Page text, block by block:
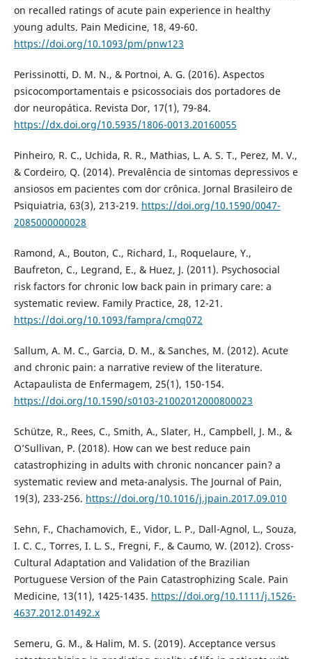
on recalled ratings of acute pain experience in healthy
young adults. Pain Medicine, 18, 49-60.
https://doi.org/10.1093/pm/pnw123
Perissinotti, D. M. N., & Portnoi, A. G. (2016). Aspectos
psicocomportamentais e psicossociais dos portadores de
dor neuropática. Revista Dor, 17(1), 79-84.
https://dx.doi.org/10.5935/1806-0013.20160055
Pinheiro, R. C., Uchida, R. R., Mathias, L. A. S. T., Perez, M. V.,
& Cordeiro, Q. (2014). Prevalência de sintomas depressivos e
ansiosos em pacientes com dor crônica. Jornal Brasileiro de
Psiquiatria, 63(3), 213-219. https://doi.org/10.1590/0047-
2085000000028
Ramond, A., Bouton, C., Richard, I., Roquelaure, Y.,
Baufreton, C., Legrand, E., & Huez, J. (2011). Psychosocial
risk factors for chronic low back pain in primary care: a
systematic review. Family Practice, 28, 12-21.
https://doi.org/10.1093/fampra/cmq072
Sallum, A. M. C., Garcia, D. M., & Sanches, M. (2012). Acute
and chronic pain: a narrative review of the literature.
Actapaulista de Enfermagem, 25(1), 150-154.
https://doi.org/10.1590/s0103-21002012000800023
Schütze, R., Rees, C., Smith, A., Slater, H., Campbell, J. M., &
O’Sullivan, P. (2018). How can we best reduce pain
catastrophizing in adults with chronic noncancer pain? a
systematic review and meta-analysis. The Journal of Pain,
19(3), 233-256. https://doi.org/10.1016/j.jpain.2017.09.010
Sehn, F., Chachamovich, E., Vidor, L. P., Dall-Agnol, L., Souza,
I. C. C., Torres, I. L. S., Fregni, F., & Caumo, W. (2012). Cross-
Cultural Adaptation and Validation of the Brazilian
Portuguese Version of the Pain Catastrophizing Scale. Pain
Medicine, 13(11), 1425-1435. https://doi.org/10.1111/j.1526-
4637.2012.01492.x
Semeru, G. M., & Halim, M. S. (2019). Acceptance versus